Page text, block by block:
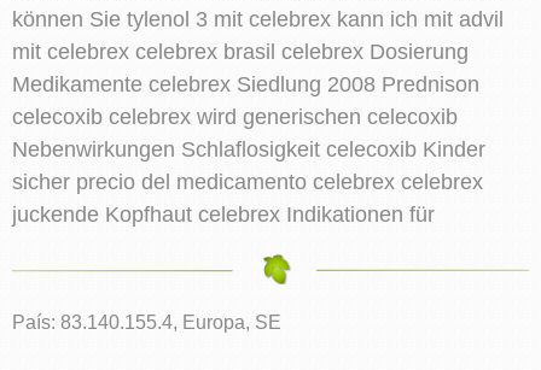
können Sie tylenol 3 mit celebrex kann ich mit advil
mit celebrex celebrex brasil celebrex Dosierung
Medikamente celebrex Siedlung 2008 Prednison
celecoxib celebrex wird generischen celecoxib
Nebenwirkungen Schlaflosigkeit celecoxib Kinder
sicher precio del medicamento celebrex celebrex
juckende Kopfhaut celebrex Indikationen für
País: 83.140.155.4, Europa, SE